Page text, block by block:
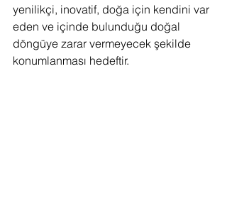
yenilikçi, inovatif, doğa için kendini var
eden ve içinde bulunduğu doğal
döngüye zarar vermeyecek şekilde
konumlanması hedeftir.